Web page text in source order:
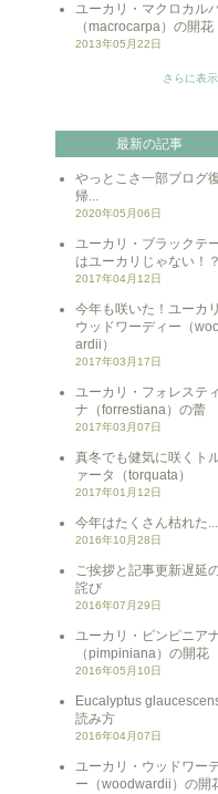
ユーカリ・マクロカル
（macrocarpa）の開花
2013年05月22日
さらに表
最新の記事
やっとこさ一部ブログ
帰...
2020年05月06日
ユーカリ・ブラックテ
はユーカリじゃない！？
2017年04月12日
今年も咲いた！ユーカ
ウッドワーディー（
ardii）
2017年03月17日
ユーカリ・フォレステ
ナ（forrestiana）の蕾
2017年03月07日
真冬でも健気に咲くト
ァータ（torquata）
2017年01月12日
今年はたくさん枯れた...
2016年10月28日
ご挨拶と記事更新遅延
詫び
2016年07月29日
ユーカリ・ピンピニア
（pimpiniana）の開花
2016年05月10日
Eucalyptus
読み方
2016年04月07日
ユーカリ・ウッドワー
ー（woodwardii）の開